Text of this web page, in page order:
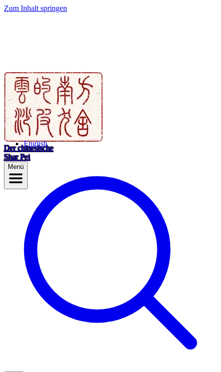
Zum Inhalt springen
Der chinesische
Shar Pei
Menü
English